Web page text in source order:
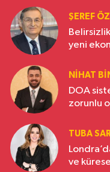
ŞEREF
yeni
NIHAT
DOA
zorunlu
TUBA
ve